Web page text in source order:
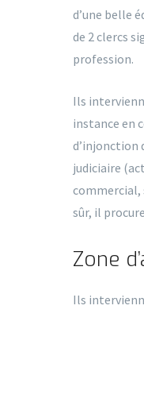
d’une belle
de 2 clercs
profession.
Ils
instance en
d’injonction
judiciaire
commercial,
sûr, il
Zone
Ils